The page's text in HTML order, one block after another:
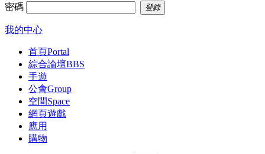
密碼 登錄
我的中心
首頁Portal
綜合論壇BBS
手遊
公會Group
空間Space
網頁遊戲
應用
購物